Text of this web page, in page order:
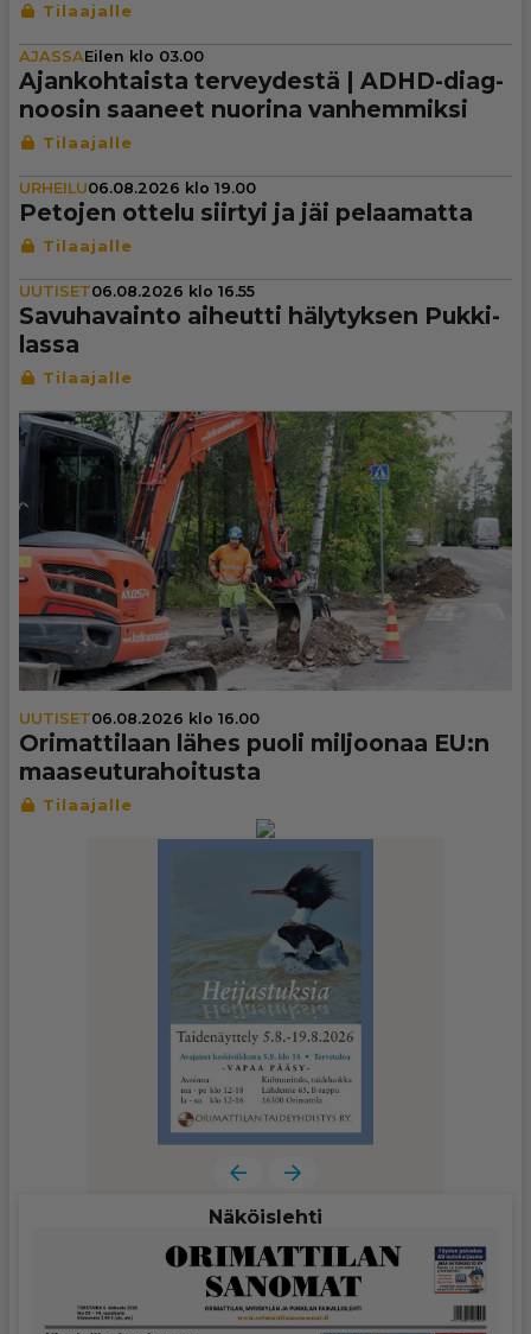
AJASSAEilen klo 03.00
Ajan­koh­taista ter­vey­destä | ADHD-diag­
noo­sin saaneet nuorina van­hem­miksi
URHEILU06.08.2026 klo 19.00
Petojen ottelu siirtyi ja jäi pelaa­matta
UUTISET06.08.2026 klo 16.55
Savu­ha­vainto aiheutti häly­tyk­sen Puk­ki­
lassa
UUTISET06.08.2026 klo 16.00
Ori­mat­ti­laan lähes puoli miljoonaa EU:n
maa­seu­tu­ra­hoi­tusta
Näköislehti